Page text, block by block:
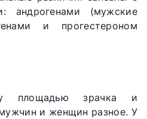
андрогенами (мужские
и прогестероном
площадью зрачка и
и женщин разное. У